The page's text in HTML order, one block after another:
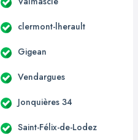
clermont-lherault
Gigean
Vendargues
Jonquières 34
Saint-Félix-de-Lodez